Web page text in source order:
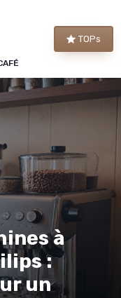
TOPs
à
:
un